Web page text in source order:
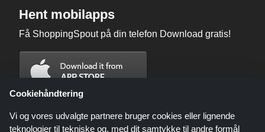
Hent mobilapps
Få ShoppingSpout på din telefon Download gratis!
Cookiehåndtering
Vi og vores udvalgte partnere bruger cookies eller lignende
teknologier til tekniske og, med dit samtykke til andre formål